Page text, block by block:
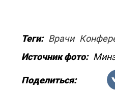
Теги: Врачи
Источник фото:
Поделиться: